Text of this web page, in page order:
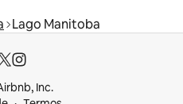
Lago Manitoba
Inc.